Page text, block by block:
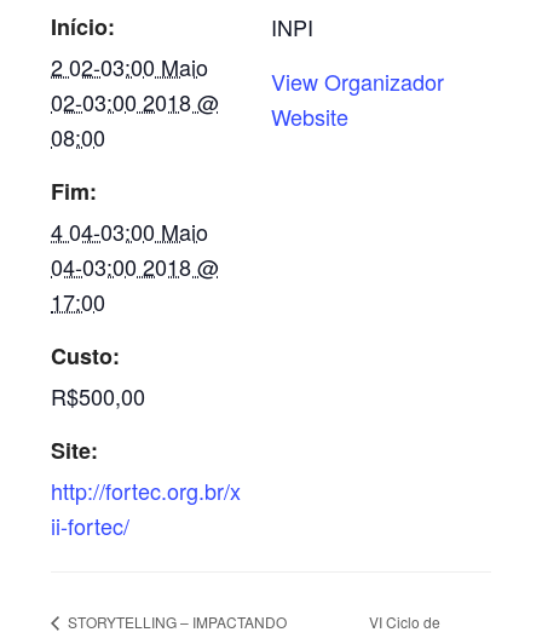
Início:
2 02-03:00 Maio
02-03:00 2018 @
08:00
Fim:
4 04-03:00 Maio
04-03:00 2018 @
17:00
Custo:
R$500,00
Site:
http://fortec.org.br/x
ii-fortec/
INPI
View Organizador
Website
STORYTELLING – IMPACTANDO
VI Ciclo de